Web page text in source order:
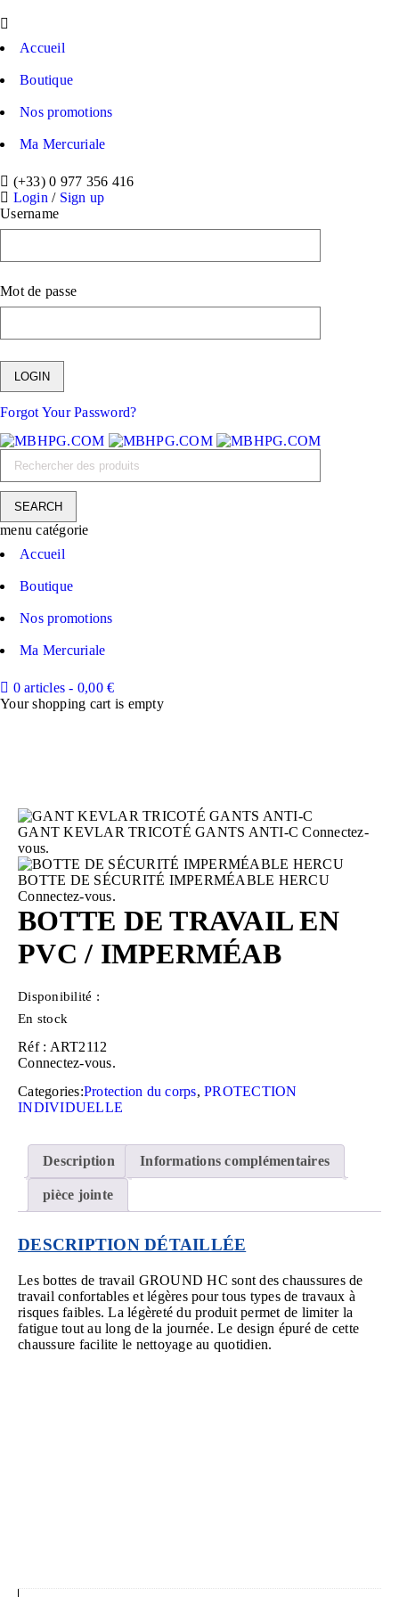
Accueil
Boutique
Nos promotions
Ma Mercuriale
(+33) 0 977 356 416
Login / Sign up
Username
Mot de passe
Forgot Your Password?
menu catégorie
Accueil
Boutique
Nos promotions
Ma Mercuriale
0 articles - 0,00 €
Your shopping cart is empty
GANT KEVLAR TRICOTÉ GANTS ANTI-C Connectez-
vous.
BOTTE DE SÉCURITÉ IMPERMÉABLE HERCU
Connectez-vous.
BOTTE DE TRAVAIL EN
PVC / IMPERMÉAB
Disponibilité :
En stock
Réf : ART2112
Connectez-vous.
Categories:Protection du corps, PROTECTION
INDIVIDUELLE
Description Informations complémentaires
pièce jointe
DESCRIPTION DÉTAILLÉE
Les bottes de travail GROUND HC sont des chaussures de
travail confortables et légères pour tous types de travaux à
risques faibles. La légèreté du produit permet de limiter la
fatigue tout au long de la journée. Le design épuré de cette
chaussure facilite le nettoyage au quotidien.